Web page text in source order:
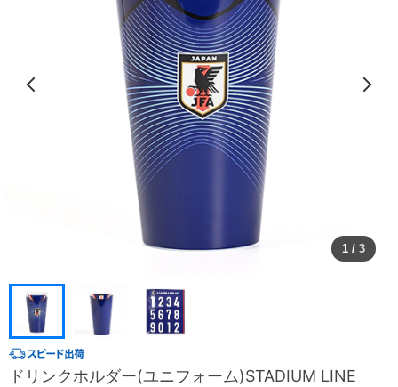
1 / 3
ドリンクホルダー(ユニフォーム)STADIUM LINE